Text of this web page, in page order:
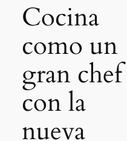
Cocina
como un
gran chef
con la
nueva